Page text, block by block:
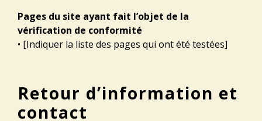
Pages du site ayant fait l’objet de la
vérification de conformité
• [Indiquer la liste des pages qui ont été testées]
Retour d’information et
contact